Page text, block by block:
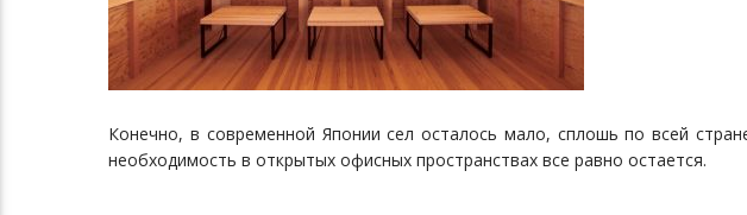
Конечно, в современной Японии сел осталось мало, сплошь по всей
необходимость в открытых офисных пространствах все равно остается.